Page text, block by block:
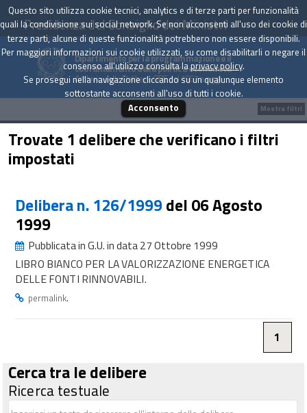
Presidenza del Consiglio dei Ministri
Dipartimento per la programmazione e il
coordinamento della politica economica
Archivio delle Delibere CIPE dal 1967 a oggi
Trovate 1 delibere che verificano i filtri
impostati
Delibera n. 126/1999del 06 Agosto
1999
Pubblicata in G.U. in data 27 Ottobre 1999
LIBRO BIANCO PER LA VALORIZZAZIONE ENERGETICA
DELLE FONTI RINNOVABILI.
permalink.
1
Cerca tra le delibere
Ricerca testuale
Mostra filtri
Questo sito utilizza cookie tecnici, analytics e di terze parti per funzionalità
quali la condivisione sui social network. Se non acconsenti all'uso dei cookie di
terze parti, alcune di queste funzionalità potrebbero non essere disponibili.
Per maggiori informazioni sui cookie utilizzati, su come disabilitarli o negare il
consenso all'utilizzo consulta laprivacy policy.
Se prosegui nella navigazione cliccando su un qualunque elemento
sottostante acconsenti all'uso di tutti i cookie.
Acconsento